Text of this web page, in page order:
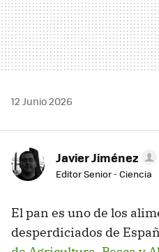
12 Junio 2026
Javier Jiménez
Editor Senior - Ciencia
El pan es uno de los
desperdiciados de